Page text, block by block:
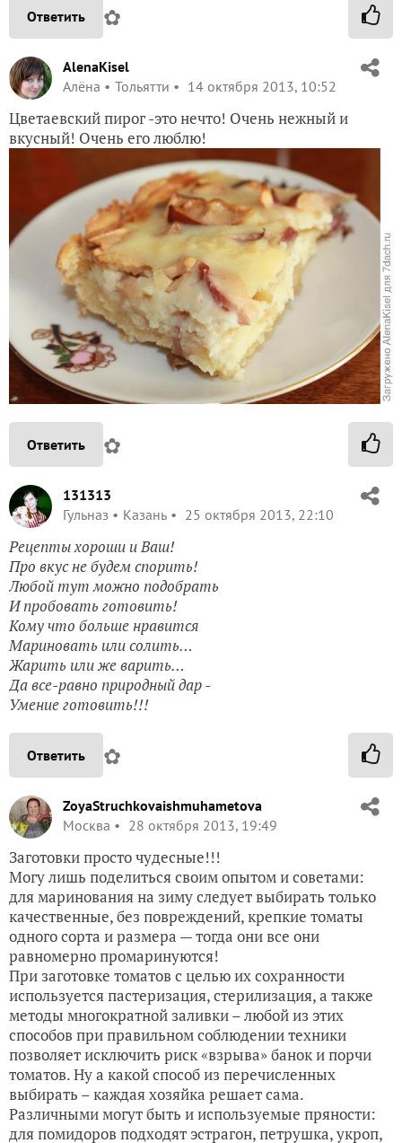
Ответить ✿
AlenaKisel
Алёна
Тольятти 14 октября 2013, 10:52
Цветаевский пирог -это нечто! Очень нежный и
вкусный! Очень его люблю!
Ответить ✿
131313
Гульназ
Казань 25 октября 2013, 22:10
Рецепты хороши и Ваш!
Про вкус не будем спорить!
Любой тут можно подобрать
И пробовать готовить!
Кому что больше нравится
Мариновать или солить…
Жарить или же варить…
Да все-равно природный дар -
Умение готовить!!!
Ответить ✿
ZoyaStruchkovaishmuhametova
Москва
28 октября 2013, 19:49
Заготовки просто чудесные!!!
Могу лишь поделиться своим опытом и советами:
для маринования на зиму следует выбирать только
качественные, без повреждений, крепкие томаты
одного сорта и размера — тогда они все они
равномерно промаринуются!
При заготовке томатов с целью их сохранности
используется пастеризация, стерилизация, а также
методы многократной заливки – любой из этих
способов при правильном соблюдении техники
позволяет исключить риск «взрыва» банок и порчи
томатов. Ну а какой способ из перечисленных
выбирать – каждая хозяйка решает сама.
Различными могут быть и используемые пряности:
для помидоров подходят эстрагон, петрушка, укроп,